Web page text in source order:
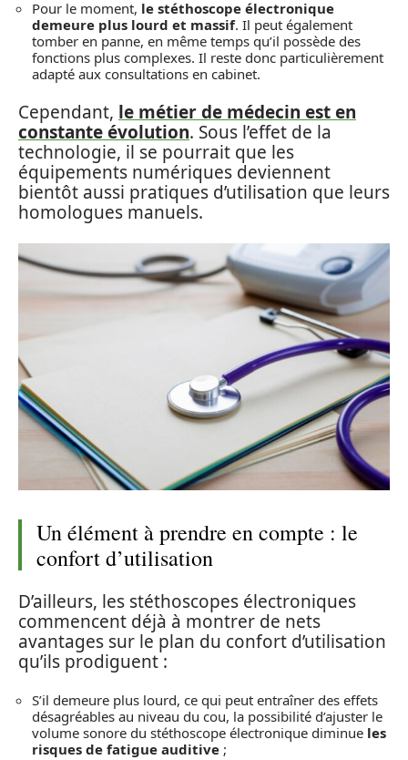
Pour le moment, le stéthoscope électronique
demeure plus lourd et massif. Il peut également
tomber en panne, en même temps qu’il possède des
fonctions plus complexes. Il reste donc particulièrement
adapté aux consultations en cabinet.
Cependant, le métier de médecin est en
constante évolution. Sous l’effet de la
technologie, il se pourrait que les
équipements numériques deviennent
bientôt aussi pratiques d’utilisation que leurs
homologues manuels.
Un élément à prendre en compte : le
confort d’utilisation
D’ailleurs, les stéthoscopes électroniques
commencent déjà à montrer de nets
avantages sur le plan du confort d’utilisation
qu’ils prodiguent :
S’il demeure plus lourd, ce qui peut entraîner des effets
désagréables au niveau du cou, la possibilité d’ajuster le
volume sonore du stéthoscope électronique diminue les
risques de fatigue auditive ;